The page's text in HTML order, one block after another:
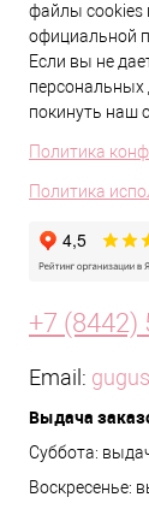
файлы cookies
официальной
Если вы не
покинуть наш
Политика
Политика
+7 (8442)
Email:
Выдача
Суббота:
Воскресенье: